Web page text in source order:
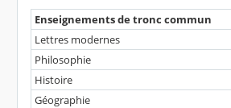
Enseignements de tronc commun
Lettres modernes
Philosophie
Histoire
Géographie